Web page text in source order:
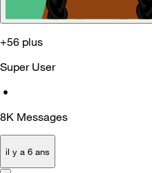
+56 plus
Super User
•
8K Messages
il y a 6 ans